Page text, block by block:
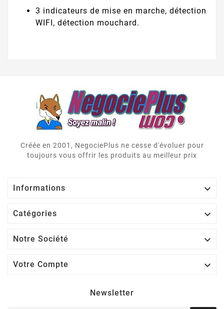
3 indicateurs de mise en marche, détection
WIFI, détection mouchard.
Créée en 2001, NegociePlus ne cesse d'évoluer pour
toujours vous offrir les produits au meilleur prix
Informations 
Catégories 
Notre Société 
Votre Compte 
Newsletter